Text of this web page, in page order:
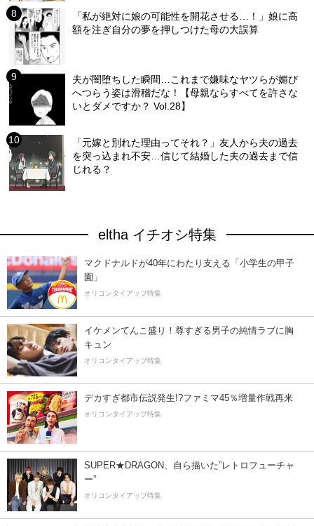
「私が絶対に娘の可能性を開花させる…！」娘に高
額を注ぎ自分の夢を押しつけた母の大誤算
夫が闇堕ちした瞬間…これまで嫌味なヤツらが媚び
へつらう姿は滑稽だな！【母親ならすべてを許さな
いとダメですか？ Vol.28】
「元嫁と別れた理由ってそれ？」友人から夫の過去
を突っ込まれ不安…信じて結婚した夫の過去まで信
じれる？
eltha イチオシ特集
マクドナルドが40年にわたり支える「小学生の甲子
園」
オリコンタイアップ特集
イケメンてんこ盛り！尊すぎる男子の純情ラブに胸
キュン
オリコンタイアップ特集
デカすぎ都市伝説発生!?ファミマ45％増量作戦再来
オリコンタイアップ特集
SUPER★DRAGON、自ら描いた”レトロフューチャ
ー”
オリコンタイアップ特集